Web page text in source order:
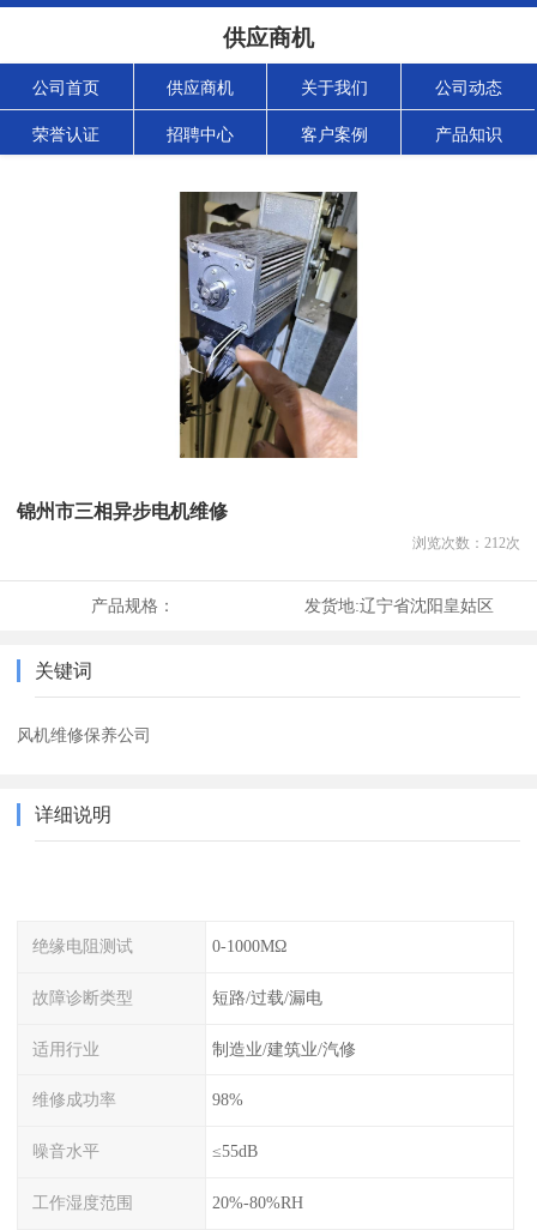
供应商机
公司首页 供应商机 关于我们 公司动态
荣誉认证 招聘中心 客户案例 产品知识
锦州市三相异步电机维修
浏览次数： 212次
产品规格： 发货地:辽宁省沈阳皇姑区
关键词
风机维修保养公司
详细说明
绝缘电阻测试 0-1000MΩ
故障诊断类型 短路/过载/漏电
适用行业 制造业/建筑业/汽修
维修成功率 98%
噪音水平 ≤55dB
工作湿度范围 20%-80%RH